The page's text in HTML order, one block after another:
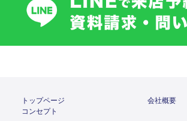
トップページ
会社概要
コンセプト